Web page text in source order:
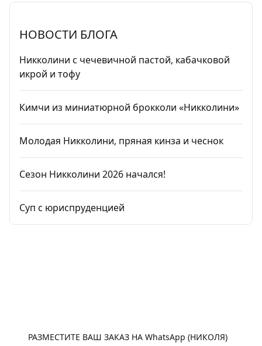
НОВОСТИ БЛОГА
Никколини с чечевичной пастой, кабачковой
икрой и тофу
Кимчи из миниатюрной брокколи «Никколини»
Молодая Никколини, пряная кинза и чеснок
Сезон Никколини 2026 начался!
Суп с юриспруденцией
РАЗМЕСТИТЕ ВАШ ЗАКАЗ НА WhatsApp (НИКОЛЯ)